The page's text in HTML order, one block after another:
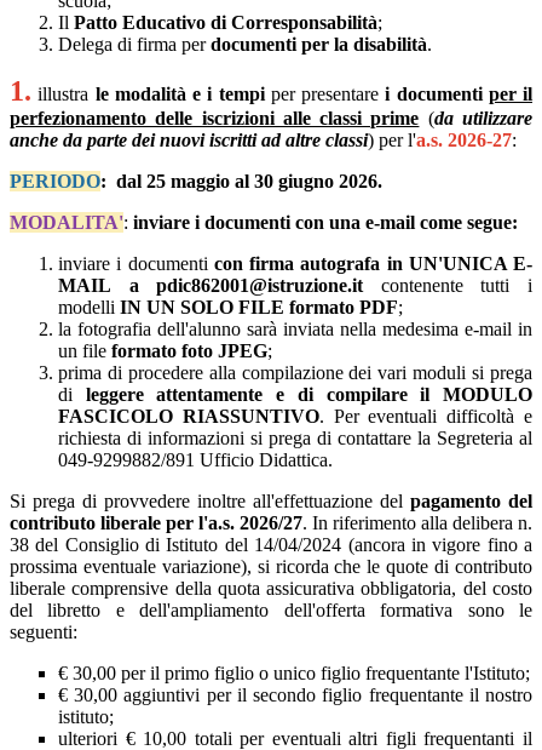
Il Patto Educativo di Corresponsabilità;
Delega di firma perdocumenti per la disabilità.
1. illustra le modalità e i tempi per presentarei documenti per il
perfezionamento delle iscrizioni alle classi prime (da utilizzare
anche da parte dei nuovi iscritti ad altre classi) per l'a.s. 2026-27:
PERIODO: dal 25 maggio al 30 giugno 2026.
MODALITA': inviare i documenti con una e-mail come segue:
inviare i documenti con firma autografa in UN'UNICA E-
MAIL a pdic862001@istruzione.it contenente tutti i
modelli IN UN SOLO FILE formato PDF;
la fotografia dell'alunno sarà inviata nella medesima e-mail in
un file formato foto JPEG;
prima di procedere alla compilazione dei vari moduli si prega
di leggere attentamente e di compilare il MODULO
FASCICOLO RIASSUNTIVO. Per eventuali difficoltà e
richiesta di informazioni si prega di contattare la Segreteria al
049-9299882/891 Ufficio Didattica.
Si prega di provvedere inoltre all'effettuazione del pagamento del
contributo liberale per l'a.s. 2026/27. In riferimento alla delibera n.
38 del Consiglio di Istituto del 14/04/2024 (ancora in vigore fino a
prossima eventuale variazione), si ricorda che le quote di contributo
liberale comprensive della quota assicurativa obbligatoria, del costo
del libretto e dell'ampliamento dell'offerta formativa sono le
seguenti:
€ 30,00 per il primo figlio o unico figlio frequentante l'Istituto;
€ 30,00 aggiuntivi per il secondo figlio frequentante il nostro
istituto;
ulteriori € 10,00 totali per eventuali altri figli frequentanti il